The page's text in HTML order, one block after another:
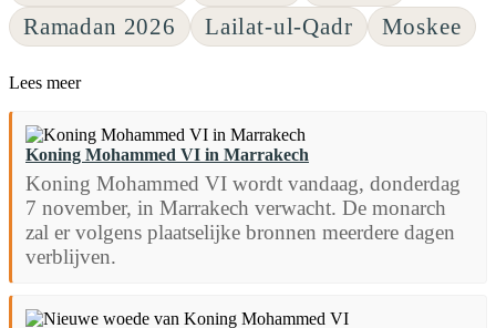
Ramadan 2026
Lailat-ul-Qadr Moskee
Lees meer
Koning Mohammed VI in Marrakech
Koning Mohammed VI wordt vandaag, donderdag
7 november, in Marrakech verwacht. De monarch
zal er volgens plaatselijke bronnen meerdere dagen
verblijven.